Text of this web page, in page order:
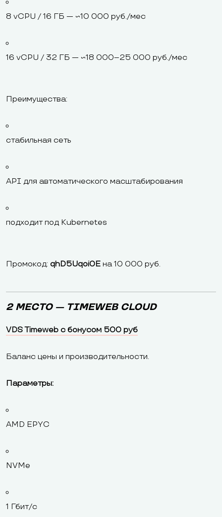
8 vCPU / 16 ГБ — ~10 000 руб./мес
16 vCPU / 32 ГБ — ~18 000–25 000 руб./мес
Преимущества:
стабильная сеть
API для автоматического масштабирования
подходит под Kubernetes
Промокод: qhD5Uqoi0E на 10 000 руб.
2 МЕСТО — TIMEWEB CLOUD
VDS Timeweb с бонусом 500 руб
Баланс цены и производительности.
Параметры:
AMD EPYC
NVMe
1 Гбит/с